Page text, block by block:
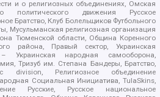
и о религиозных объединениях, Омская
политического движения Русское
Братство, Клуб Болельщиков Футбольного
Мусульманская религиозная организация
Тюменской области, Община Коренного
района, Правый сектор, Украинская
Украинская народная самооборона,
Тризуб им. Степана Бандеры, Братство,
division, Религиозное объединение
Социальная Инициатива, TulaSkins,
Русские, Русское национальное